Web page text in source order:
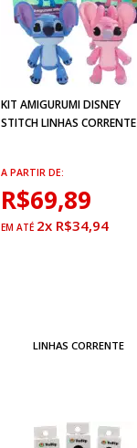
KIT AMIGURUMI DISNEY
STITCH LINHAS CORRENTE
A PARTIR DE:
R$69,89
2x R$34,94
LINHAS CORRENTE